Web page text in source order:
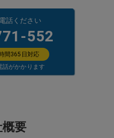
話ください
552
間365日対応
話がかかります
要